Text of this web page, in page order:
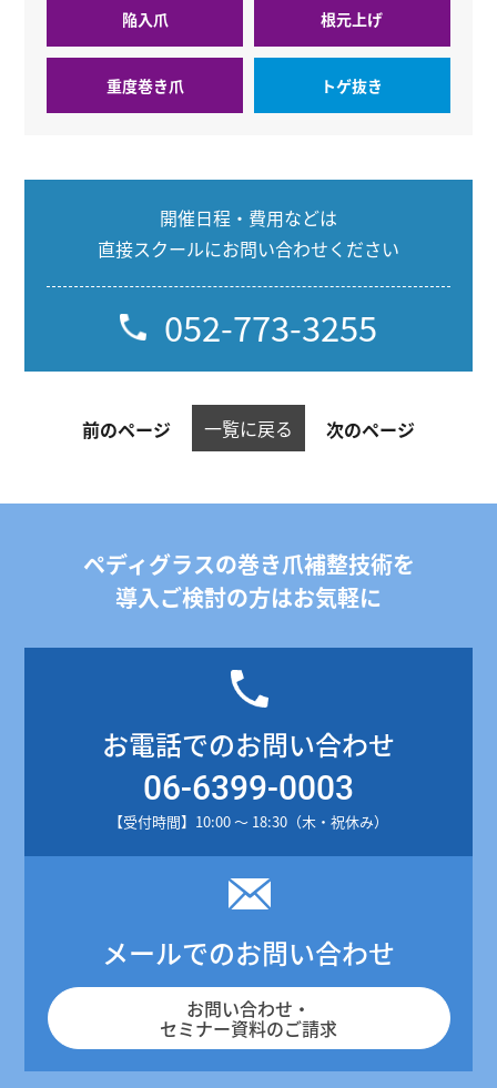
陥入爪 根元上げ
重度巻き爪 トゲ抜き
開催日程・費用などは
直接スクールにお問い合わせください
052-773-3255
前のページ 一覧に戻る 次のページ
ペディグラスの巻き爪補整技術を
導入ご検討の方はお気軽に
お電話でのお問い合わせ
06-6399-0003
【受付時間】10:00 ～ 18:30（木・祝休み）
メールでのお問い合わせ
お問い合わせ・
セミナー資料のご請求